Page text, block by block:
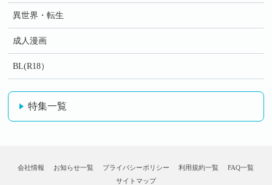
異世界・転生
成人漫画
BL(R18）
特集一覧
会社情報 お知らせ一覧 プライバシーポリシー 利用規約一覧
FAQ一覧
サイトマップ